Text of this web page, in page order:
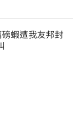
蝦遭我友邦封